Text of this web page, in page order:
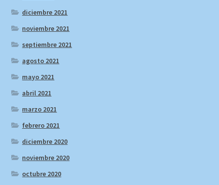
diciembre 2021
noviembre 2021
septiembre 2021
agosto 2021
mayo 2021
abril 2021
marzo 2021
febrero 2021
diciembre 2020
noviembre 2020
octubre 2020